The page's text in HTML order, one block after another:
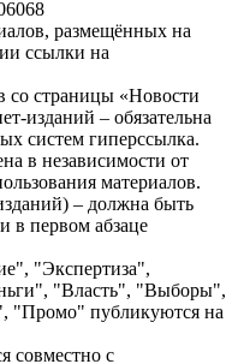
размещённых на
ссылки на
со страницы «Новости
изданий – обязательна
систем гиперссылка.
в независимости от
материалов.
– должна быть
в первом абзаце
"Экспертиза",
"Власть", "Выборы",
"Промо" публикуются на
совместно с